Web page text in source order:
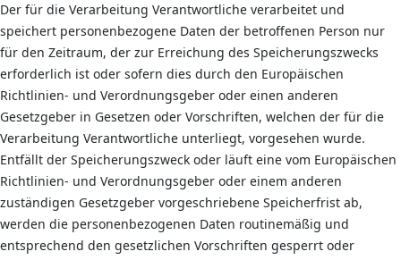
Der für die Verarbeitung Verantwortliche verarbeitet und
speichert personenbezogene Daten der betroffenen Person nur
für den Zeitraum, der zur Erreichung des Speicherungszwecks
erforderlich ist oder sofern dies durch den Europäischen
Richtlinien- und Verordnungsgeber oder einen anderen
Gesetzgeber in Gesetzen oder Vorschriften, welchen der für die
Verarbeitung Verantwortliche unterliegt, vorgesehen wurde.
Entfällt der Speicherungszweck oder läuft eine vom Europäischen
Richtlinien- und Verordnungsgeber oder einem anderen
zuständigen Gesetzgeber vorgeschriebene Speicherfrist ab,
werden die personenbezogenen Daten routinemäßig und
entsprechend den gesetzlichen Vorschriften gesperrt oder